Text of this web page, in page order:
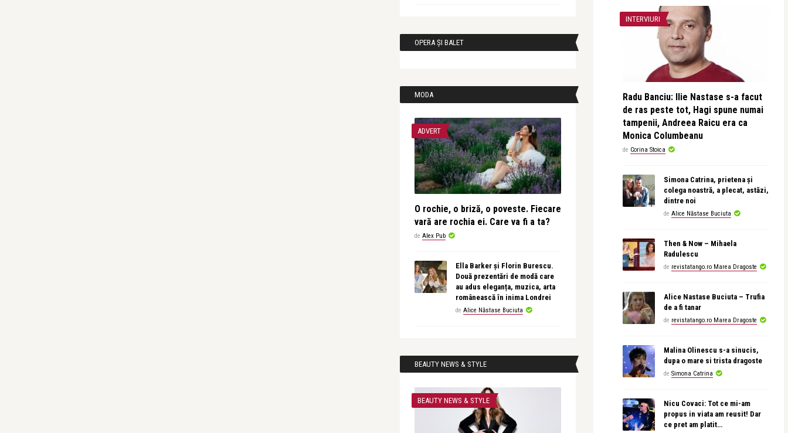
OPERA ȘI BALET
MODA
ADVERT
O rochie, o briză, o poveste. Fiecare
vară are rochia ei. Care va fi a ta?
de Alex Pub
Ella Barker și Florin Burescu.
Două prezentări de modă care
au adus eleganța, muzica, arta
românească în inima Londrei
de Alice Năstase Buciuta
BEAUTY NEWS & STYLE
BEAUTY NEWS & STYLE
INTERVIURI
Radu Banciu: Ilie Nastase s-a facut
de ras peste tot, Hagi spune numai
tampenii, Andreea Raicu era ca
Monica Columbeanu
de Corina Stoica
Simona Catrina, prietena și
colega noastră, a plecat, astăzi,
dintre noi
de Alice Năstase Buciuta
Then & Now – Mihaela
Radulescu
de revistatango.ro Marea Dragoste
Alice Nastase Buciuta – Trufia
de a fi tanar
de revistatango.ro Marea Dragoste
Malina Olinescu s-a sinucis,
dupa o mare si trista dragoste
de Simona Catrina
Nicu Covaci: Tot ce mi-am
propus in viata am reusit! Dar
ce pret am platit…